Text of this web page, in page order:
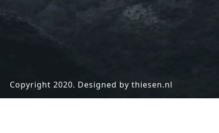
Copyright 2020. Designed by thiesen.nl